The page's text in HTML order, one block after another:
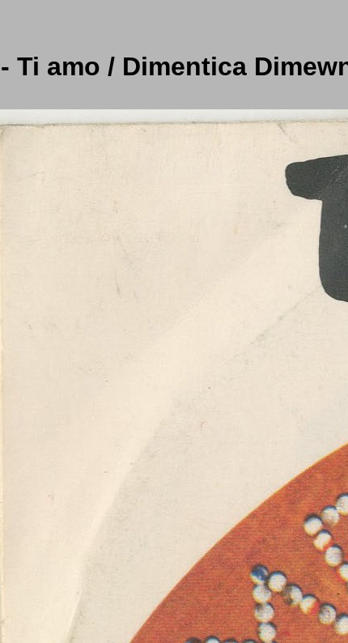
Ti amo / Dimentica